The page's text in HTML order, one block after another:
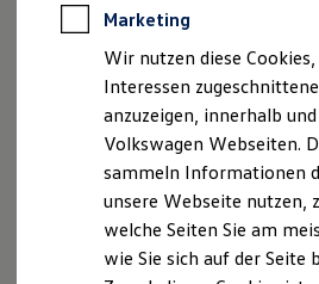
Notdienst und
Software, Konnektivität &
California App
VW Connect für
VW Connect für
VW Connect für
VW Connect für
Connect Pro
Fleet Interface Data
Multistop Pathfinder
Übersicht Software
Digitales Bordbuch
Marketing
Wir nutzen diese
Interessen
anzuzeigen, innerhalb
Volkswagen Webseiten.
sammeln Informationen
unsere Webseite nutzen,
welche Seiten Sie am
wie Sie sich auf der Seite